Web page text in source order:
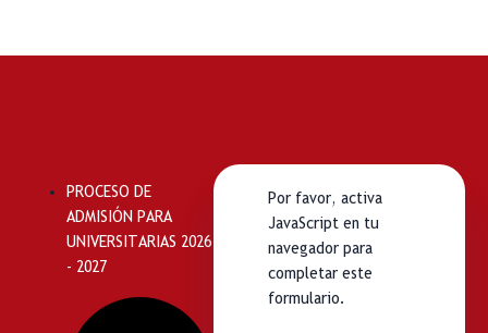
PROCESO DE
ADMISIÓN PARA
UNIVERSITARIAS 2026
- 2027
Por favor, activa
JavaScript en tu
navegador para
completar este
formulario.